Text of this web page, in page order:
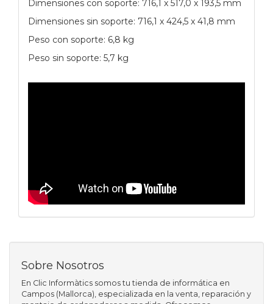
Dimensiones con soporte: 716,1 x 517,0 x 193,5 mm
Dimensiones sin soporte: 716,1 x 424,5 x 41,8 mm
Peso con soporte: 6,8 kg
Peso sin soporte: 5,7 kg
Sobre Nosotros
En Clic Informàtics somos tu tienda de informática en
Campos (Mallorca), especializada en la venta, reparación y